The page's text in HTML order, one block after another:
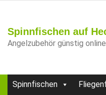
Spinnfischen auf
Angelzubehör günstig
Spinnfischen